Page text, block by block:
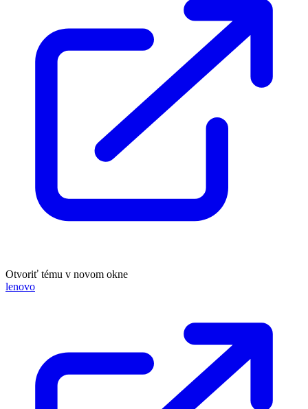
Otvoriť tému v novom okne
lenovo